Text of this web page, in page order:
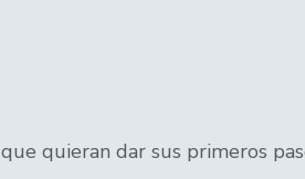
quieran dar sus primeros